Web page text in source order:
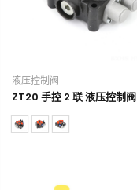
液压控制阀
ZT20 手控 2 联 液压控制阀